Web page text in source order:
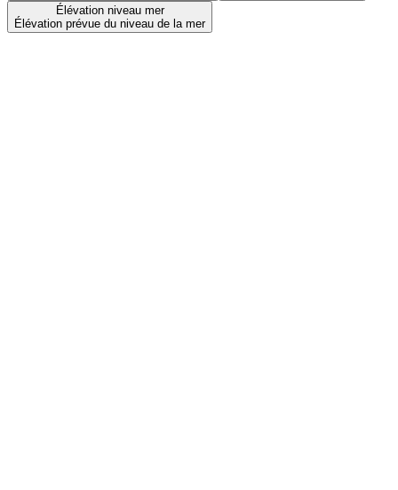
Élévation niveau mer
Élévation prévue du niveau de la mer